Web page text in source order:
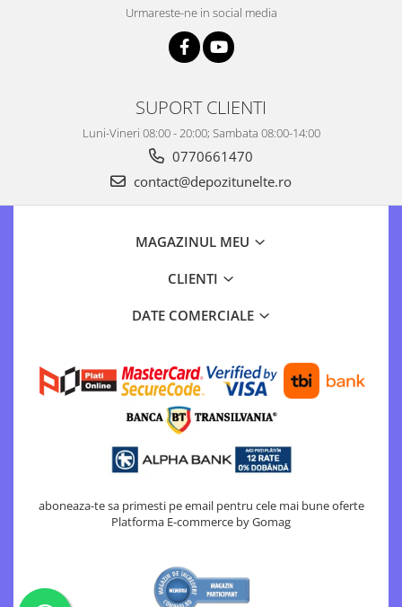
Urmareste-ne in social media
SUPORT CLIENTI
Luni-Vineri 08:00 - 20:00; Sambata 08:00-14:00
0770661470
contact@depozitunelte.ro
MAGAZINUL MEU
CLIENTI
DATE COMERCIALE
aboneaza-te sa primesti pe email pentru cele mai bune oferte
Platforma E-commerce by Gomag